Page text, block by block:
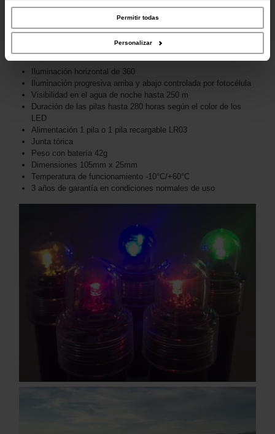
colaboradores de redes sociales, publicidad y análisis web, quienes pueden
combinarla con otra información que les haya proporcionado o que hayan
recopilado a partir del uso que haya hecho de sus servicios.
Permitir todas
Personalizar
Iluminación horizontal de 360
Iluminación progresiva arriba y abajo controlada por fotocélula
Visibilidad en el agua de noche hasta 250 m
Duración de las pilas hasta 280 horas según el color de los
LED
Alimentación 1 pila o 1 pila recargable LR03
Junta tórica
Peso con batería 42g
Dimensiones 105mm x 25mm
Temperatura de funcionamiento -10°C/+60°C
3 años de garantía en condiciones normales de uso